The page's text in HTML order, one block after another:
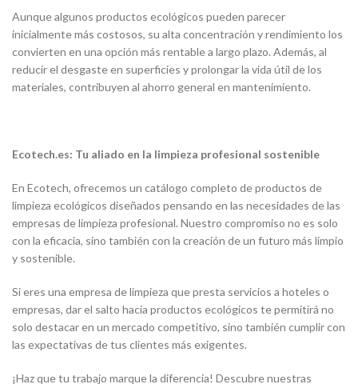
Aunque algunos productos ecológicos pueden parecer
inicialmente más costosos, su alta concentración y rendimiento los
convierten en una opción más rentable a largo plazo. Además, al
reducir el desgaste en superficies y prolongar la vida útil de los
materiales, contribuyen al ahorro general en mantenimiento.
Ecotech.es: Tu aliado en la limpieza profesional sostenible
En Ecotech, ofrecemos un catálogo completo de productos de
limpieza ecológicos diseñados pensando en las necesidades de las
empresas de limpieza profesional. Nuestro compromiso no es solo
con la eficacia, sino también con la creación de un futuro más limpio
y sostenible.
Si eres una empresa de limpieza que presta servicios a hoteles o
empresas, dar el salto hacia productos ecológicos te permitirá no
solo destacar en un mercado competitivo, sino también cumplir con
las expectativas de tus clientes más exigentes.
¡Haz que tu trabajo marque la diferencia! Descubre nuestras